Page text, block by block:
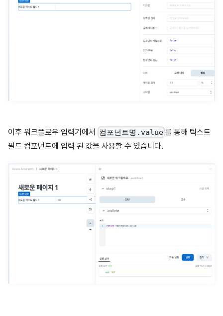
이후 워크플로우 입력기에서 컴포넌트명.value를 통해 텍스트
필드 컴포넌트에 입력 된 값을 사용할 수 있습니다.